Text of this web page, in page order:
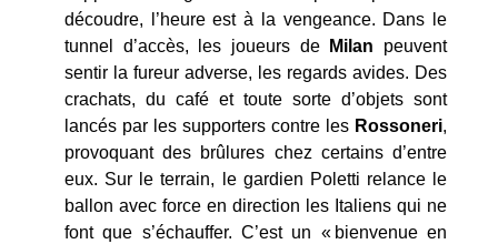
découdre, l’heure est à la vengeance. Dans le
tunnel d’accès, les joueurs de
Milan peuvent
sentir la fureur adverse, les regards avides. Des
crachats, du café et toute sorte d’objets sont
lancés par les supporters contre les Rossoneri,
provoquant des brûlures chez certains d’entre
eux. Sur le terrain, le gardien Poletti relance le
ballon avec force en direction les Italiens qui ne
font que s’échauffer. C’est un « bienvenue en